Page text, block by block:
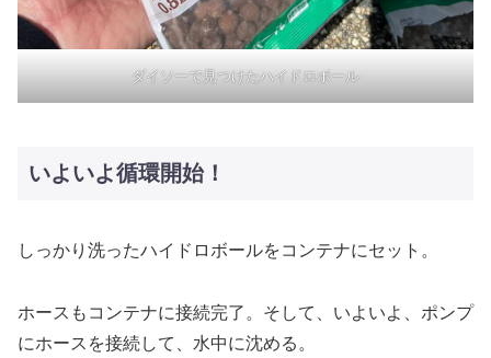
ダイソーで見つけたハイドロボール
いよいよ循環開始！
しっかり洗ったハイドロボールをコンテナにセット。
ホースもコンテナに接続完了。そして、いよいよ、ポンプ
にホースを接続して、水中に沈める。